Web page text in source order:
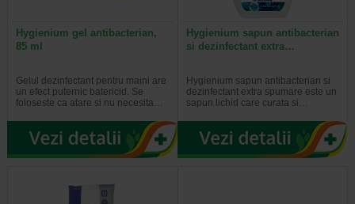
Hygienium gel antibacterian,
85 ml
Gelul dezinfectant pentru maini are
un efect puternic batericid. Se
foloseste ca atare si nu necesita…
Hygienium sapun antibacterian
si dezinfectant extra…
Hygienium sapun antibacterian si
dezinfectant extra spumare este un
sapun lichid care curata si…